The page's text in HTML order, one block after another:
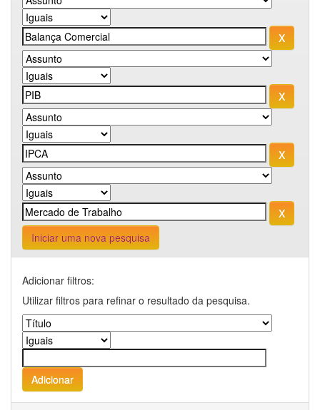
Iniciar uma nova pesquisa
Adicionar filtros:
Utilizar filtros para refinar o resultado da pesquisa.